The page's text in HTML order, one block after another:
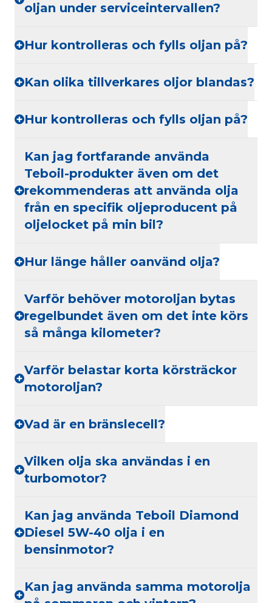
oljan under serviceintervallen?
Hur kontrolleras och fylls oljan på?
Kan olika tillverkares oljor blandas?
Hur kontrolleras och fylls oljan på?
Kan jag fortfarande använda
Teboil-produkter även om det
rekommenderas att använda olja
från en specifik oljeproducent på
oljelocket på min bil?
Hur länge håller oanvänd olja?
Varför behöver motoroljan bytas
regelbundet även om det inte körs
så många kilometer?
Varför belastar korta körsträckor
motoroljan?
Vad är en bränslecell?
Vilken olja ska användas i en
turbomotor?
Kan jag använda Teboil Diamond
Diesel 5W-40 olja i en
bensinmotor?
Kan jag använda samma motorolja